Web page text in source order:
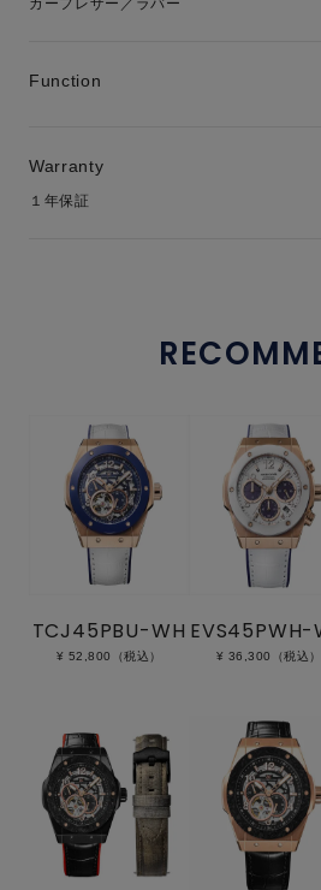
カーフレザー／ラバー
Function
Warranty
１年保証
TCJ45PBU-WH
¥ 52,800（税込）
EVS45PWH-
¥ 36,300（税込）